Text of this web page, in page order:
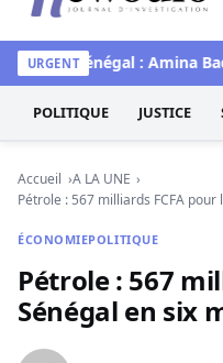
Kéwoulo, le premier
URGENT
Miss Sénégal : Amina
POLITIQUE JUSTICE
Accueil
A LA UNE
Pétrole : 567 milliards FCFA pour
ÉCONOMIEPOLITIQUE
Pétrole : 567
Sénégal en six